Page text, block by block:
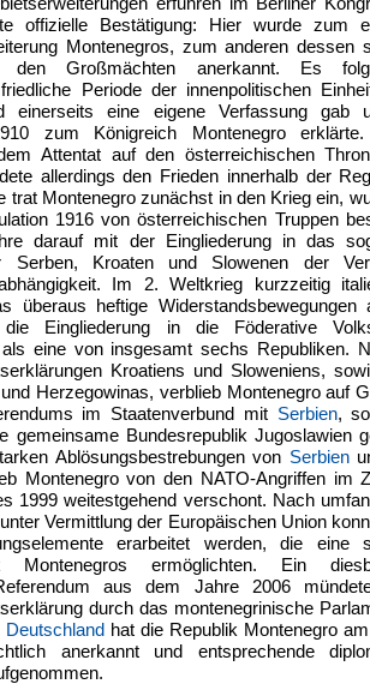
offizielle Bestätigung: Hier wurde zum
Montenegros, zum anderen dessen
den Großmächten anerkannt. Es
Periode der innenpolitischen
einerseits eine eigene Verfassung gab
zum Königreich Montenegro
Attentat auf den österreichischen
allerdings den Frieden innerhalb der
trat Montenegro zunächst in den Krieg ein,
1916 von österreichischen Truppen
darauf mit der Eingliederung in das
Serben, Kroaten und Slowenen der
Im 2. Weltkrieg kurzzeitig
überaus heftige Widerstandsbewegungen
Eingliederung in die Föderative
eine von insgesamt sechs Republiken.
Kroatiens und Sloweniens,
Herzegowinas, verblieb Montenegro auf
im Staatenverbund mit Serbien,
gemeinsame Bundesrepublik Jugoslawien
Ablösungsbestrebungen von Serbien
Montenegro von den NATO-Angriffen im
1999 weitestgehend verschont. Nach
Vermittlung der Europäischen Union
erarbeitet werden, die eine
Montenegros ermöglichten. Ein
aus dem Jahre 2006
durch das montenegrinische
Deutschland hat die Republik Montenegro
anerkannt und entsprechende